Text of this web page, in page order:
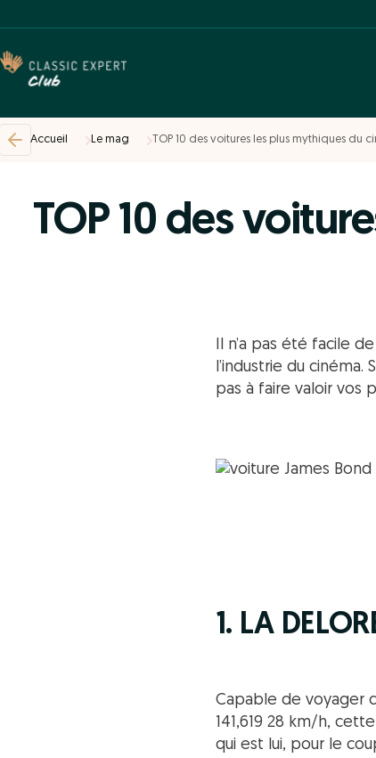
Accueil Le mag TOP 10 des voitures les plus mythiques du
TOP 10 des
Il n’a pas été facile
l’industrie du cinéma.
pas à faire valoir vos
1. LA
Capable de voyager
141,619 28 km/h,
qui est lui, pour le